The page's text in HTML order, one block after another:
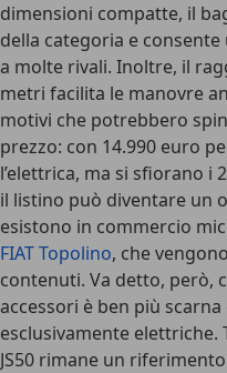
dimensioni compatte, il
della categoria e
a molte rivali. Inoltre, il
metri facilita le manovre
motivi che potrebbero
prezzo: con 14.990 euro
l’elettrica, ma si sfiorano i
il listino può diventare un
esistono in commercio
FIAT Topolino, che
contenuti. Va detto, però,
accessori è ben più
esclusivamente elettriche.
JS50 rimane un